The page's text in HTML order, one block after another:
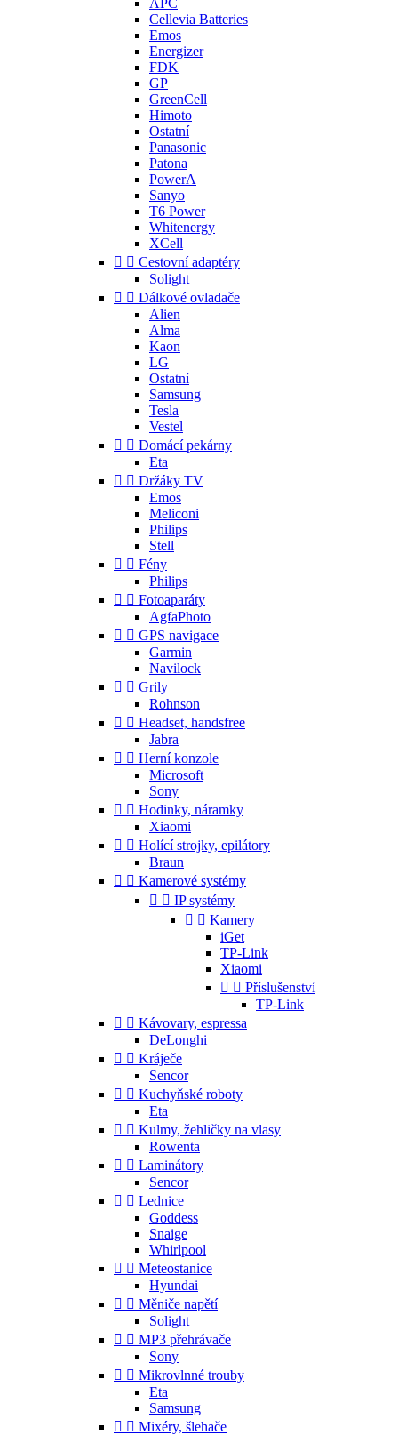
Cellevia Batteries
Emos
Energizer
FDK
GP
GreenCell
Himoto
Ostatní
Panasonic
Patona
PowerA
Sanyo
T6 Power
Whitenergy
XCell
  Cestovní adaptéry
Solight
  Dálkové ovladače
Alien
Alma
Kaon
LG
Ostatní
Samsung
Tesla
Vestel
  Domácí pekárny
Eta
  Držáky TV
Emos
Meliconi
Philips
Stell
  Fény
Philips
  Fotoaparáty
AgfaPhoto
  GPS navigace
Garmin
Navilock
  Grily
Rohnson
  Headset, handsfree
Jabra
  Herní konzole
Microsoft
Sony
  Hodinky, náramky
Xiaomi
  Holící strojky, epilátory
Braun
  Kamerové systémy
  IP systémy
  Kamery
iGet
TP-Link
Xiaomi
  Příslušenství
TP-Link
  Kávovary, espressa
DeLonghi
  Kráječe
Sencor
  Kuchyňské roboty
Eta
  Kulmy, žehličky na vlasy
Rowenta
  Laminátory
Sencor
  Lednice
Goddess
Snaige
Whirlpool
  Meteostanice
Hyundai
  Měniče napětí
Solight
  MP3 přehrávače
Sony
  Mikrovlnné trouby
Eta
Samsung
  Mixéry, šlehače